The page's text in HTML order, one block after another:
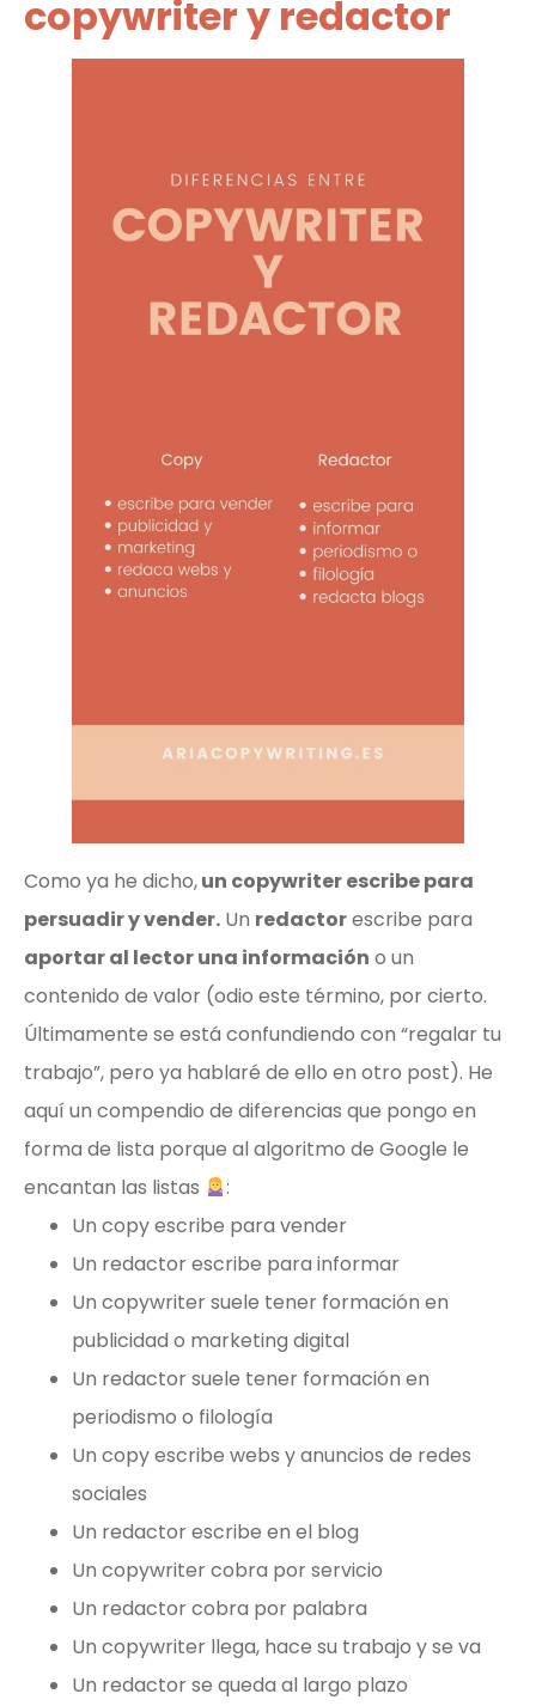
copywriter y redactor
Como ya he dicho,un copywriter escribe para
persuadir y vender. Un redactorescribe para
aportar al lector una información o un
contenido de valor (odio este término, por cierto.
Últimamente se está confundiendo con “regalar tu
trabajo”, pero ya hablaré de ello en otro post). He
aquí un compendio de diferencias que pongo en
forma de lista porque al algoritmo de Google le
encantan las listas
:
Un copy escribe para vender
Un redactor escribe para informar
Un copywriter suele tener formación en
publicidad o marketing digital
Un redactor suele tener formación en
periodismo o filología
Un copy escribe webs y anuncios de redes
sociales
Un redactor escribe en el blog
Un copywriter cobra por servicio
Un redactor cobra por palabra
Un copywriter llega, hace su trabajo y se va
Un redactor se queda al largo plazo